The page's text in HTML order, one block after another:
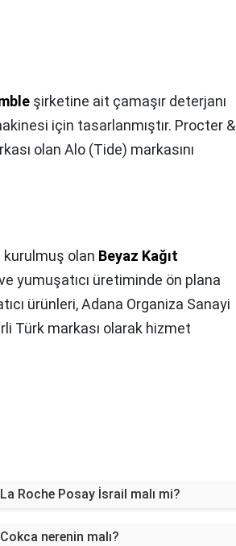
şirketine ait çamaşır deterjanı
için tasarlanmıştır. Procter &
olan Alo (Tide) markasını
kurulmuş olan Beyaz Kağıt
yumuşatıcı üretiminde ön plana
ürünleri, Adana Organiza Sanayi
Türk markası olarak hizmet
La Roche Posay İsrail malı mi?
Cokca nerenin malı?